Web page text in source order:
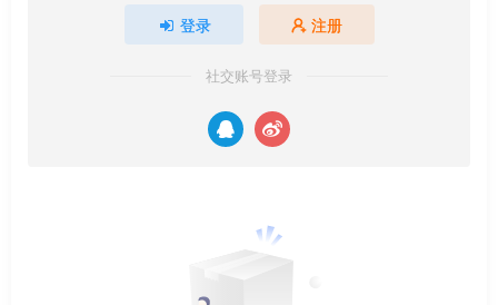
登录 注册
社交账号登录